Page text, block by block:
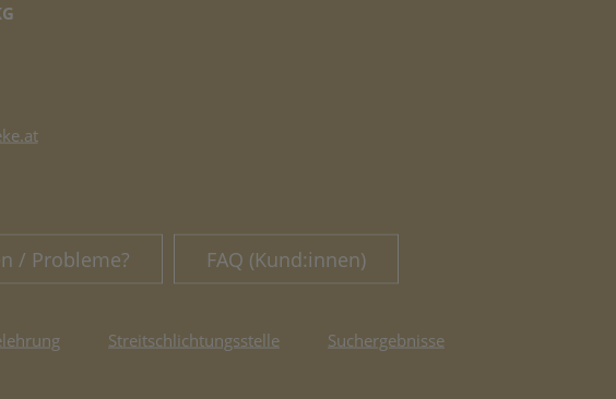
/ Probleme? FAQ (Kund:innen)
Streitschlichtungsstelle Suchergebnisse